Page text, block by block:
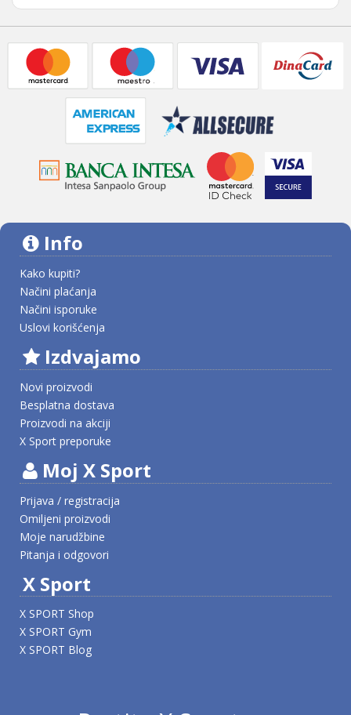
Info
Kako kupiti?
Načini plaćanja
Načini isporuke
Uslovi korišćenja
Izdvajamo
Novi proizvodi
Besplatna dostava
Proizvodi na akciji
X Sport preporuke
Moj X Sport
Prijava / registracija
Omiljeni proizvodi
Moje narudžbine
Pitanja i odgovori
X Sport
X SPORT Shop
X SPORT Gym
X SPORT Blog